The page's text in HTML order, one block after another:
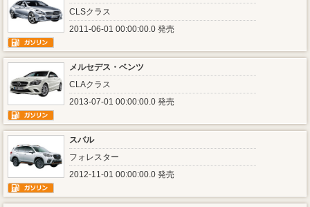
CLSクラス
2011-06-01 00:00:00.0 発売
メルセデス・ベンツ
CLAクラス
2013-07-01 00:00:00.0 発売
スバル
フォレスター
2012-11-01 00:00:00.0 発売